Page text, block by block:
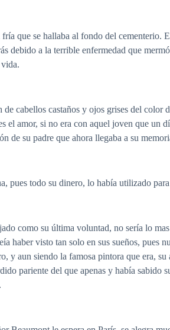
que se hallaba al fondo del
debido a la terrible enfermedad que
cabellos castaños y ojos grises del color
el amor, si no era con aquel joven que un
de su padre que ahora llegaba a su
pues todo su dinero, lo había utilizado
como su última voluntad, no sería lo
haber visto tan solo en sus sueños, pues
y aun siendo la famosa pintora que era,
pariente del que apenas y había sabido